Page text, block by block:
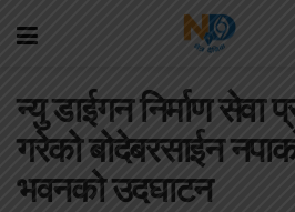
न्यु डाईगन निर्माण सेवा
गरेको बोदेबरसाईन
भवनको उदघाटन